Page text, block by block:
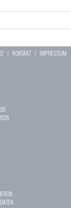
| KONTAKT| IMPRESSUM